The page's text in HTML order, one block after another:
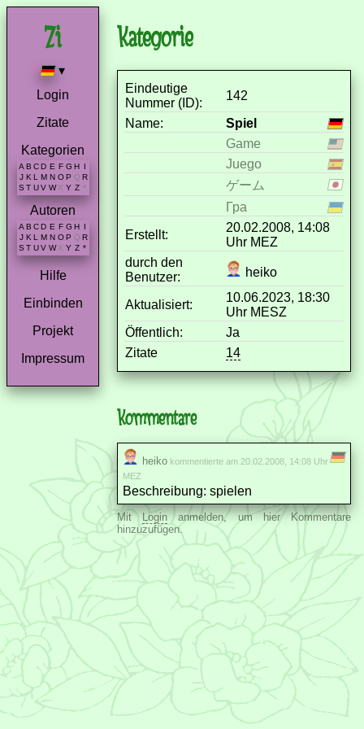
▾
Login
Zitate
Kategorien
A B C D E F G H I
J K L M N O P Q R
S T U V W X Y Z *
Autoren
A B C D E F G H
J K L M N O P Q R
S T U V W X Y Z *
Hilfe
Einbinden
Projekt
Impressum
Kategorie
Eindeutige
Nummer (ID):
142
Name:
Spiel
Game
Juego
ゲーム
Гра
Erstellt:
20.02.2008, 14:08
Uhr MEZ
durch den
Benutzer:
heiko
Aktualisiert:
10.06.2023, 18:30
Uhr MESZ
Öffentlich:
Ja
Zitate
14
Kommentare
heiko kommentierte am 20.02.2008, 14:08 Uhr
MEZ
Beschreibung: spielen
MitLoginanmelden, um hier Kommentare
hinzuzufügen.